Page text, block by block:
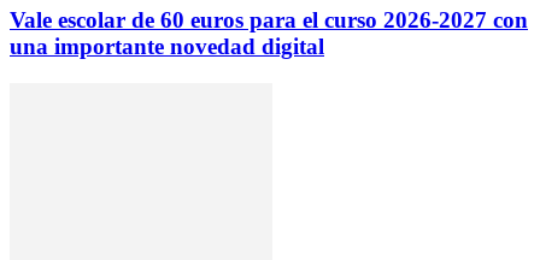
Vale escolar de 60 euros para el curso 2026-2027 con
una importante novedad digital